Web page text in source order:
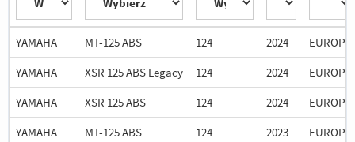
YAMAHA MT-125 ABS 124 2024
EUROPE
YAMAHA
XSR 125 ABS Legacy 124 2024
EUROPE
YAMAHA
XSR 125 ABS 124 2024
EUROPE
YAMAHA
MT-125 ABS 124 2023
EUROPE